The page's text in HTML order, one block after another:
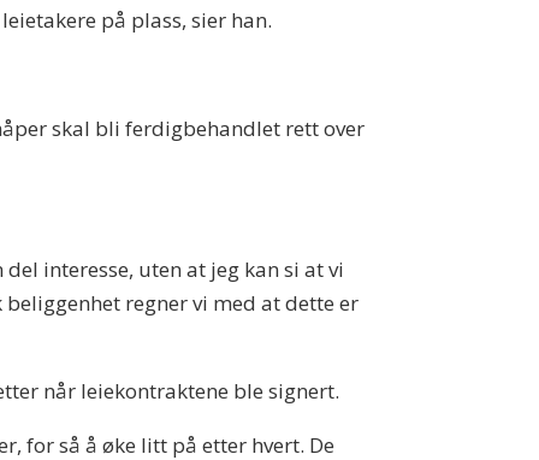
på plass, sier han.
skal bli ferdigbehandlet rett over
interesse, uten at jeg kan si at vi
regner vi med at dette er
når leiekontraktene ble signert.
for så å øke litt på etter hvert. De